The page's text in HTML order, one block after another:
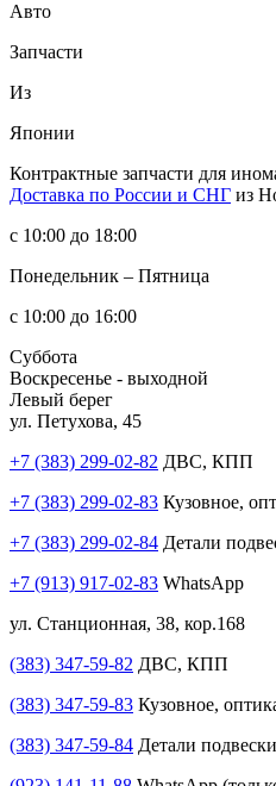
Авто
Запчасти
Из
Японии
Контрактные запчасти для
Доставка по России и СНГ из
с 10:00 до 18:00
Понедельник – Пятница
с 10:00 до 16:00
Суббота
Воскресенье - выходной
Левый берег
ул. Петухова, 45
+7 (383) 299-02-82 ДВС, КПП
+7 (383) 299-02-83 Кузовное,
+7 (383) 299-02-84 Детали
+7 (913) 917-02-83 WhatsApp
ул. Станционная, 38, кор.168
(383) 347-59-82 ДВС, КПП
(383) 347-59-83 Кузовное,
(383) 347-59-84 Детали подвески